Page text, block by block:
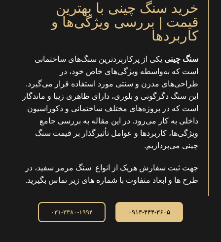
خرید سنگ چینی با بهترین
قیمت | بررسی ویژگی‌ها و
کاربردها
سنگ چینی یکی از پرکاربردترین سنگ‌های ساختمانی
است که به‌واسطه ویژگی‌های خاص خود، در
طراحی‌های مدرن و سنتی مورد استفاده قرار می‌گیرد.
این سنگ دگرگونی و بلوری، دارای ظاهری زیبا و ماندگار
است که در پروژه‌های مختلف ساختمانی و دکوراسیون
داخلی به کار می‌رود. در این مقاله به بررسی جامع
ویژگی‌ها، کاربردها و عوامل تأثیرگذار بر قیمت سنگ
چینی می‌پردازیم.
جهت ثبت سفارش هریک از انواع سنگ مرمر سفید، در
طرح ها و ابعاد متفاوت با شماره های زیر تماس بگیرید.
۰۹۱۳-۴۴۴-۳۶۰۵ ۰۳۱-۳۳۸۰-۱۹۹۴